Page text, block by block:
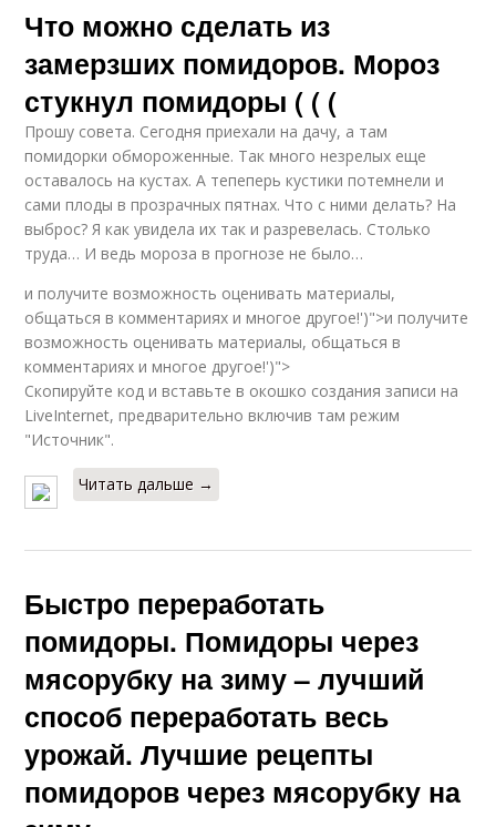
Что можно сделать из
замерзших помидоров. Мороз
стукнул помидоры ( ( (
Прошу совета. Сегодня приехали на дачу, а там
помидорки обмороженные. Так много незрелых еще
оставалось на кустах. А тепеперь кустики потемнели и
сами плоды в прозрачных пятнах. Что с ними делать? На
выброс? Я как увидела их так и разревелась. Столько
труда… И ведь мороза в прогнозе не было…
и получите возможность оценивать материалы,
общаться в комментариях и многое другое!')">и получите
возможность оценивать материалы, общаться в
комментариях и многое другое!')">
Скопируйте код и вставьте в окошко создания записи на
LiveInternet, предварительно включив там режим
"Источник".
Читать дальше →
Быстро переработать
помидоры. Помидоры через
мясорубку на зиму – лучший
способ переработать весь
урожай. Лучшие рецепты
помидоров через мясорубку на